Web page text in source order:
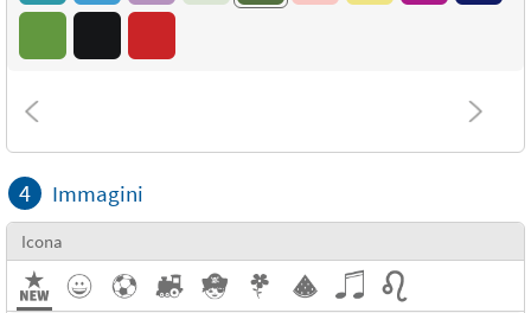
4 Immagini
Icona